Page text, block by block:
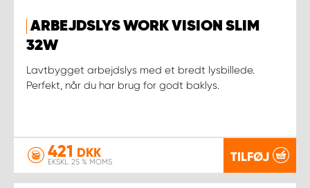
ARBEJDSLYS WORK VISION SLIM
32W
Lavtbygget arbejdslys med et bredt lysbillede.
Perfekt, når du har brug for godt baklys.
421 DKK
EKSKL. 25 % MOMS TILFØJ